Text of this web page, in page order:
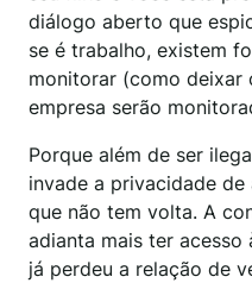
diálogo aberto que
se é trabalho, existem
monitorar (como deixar
empresa serão
Porque além de ser
invade a privacidade
que não tem volta. A
adianta mais ter acesso
já perdeu a relação de